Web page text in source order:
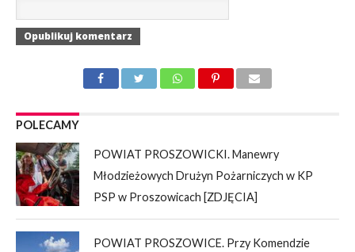
POLECAMY
POWIAT PROSZOWICKI. Manewry
Młodzieżowych Drużyn Pożarniczych w KP
PSP w Proszowicach [ZDJĘCIA]
POWIAT PROSZOWICE. Przy Komendzie